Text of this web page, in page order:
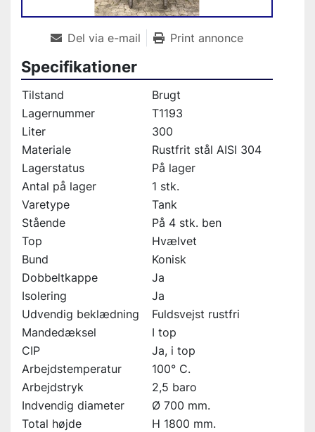
Del via e-mail Print annonce
Specifikationer
Tilstand
Brugt
Lagernummer
T1193
Liter
300
Materiale
Rustfrit stål AISI 304
Lagerstatus
På lager
Antal på lager
1 stk.
Varetype
Tank
Stående
På 4 stk. ben
Top
Hvælvet
Bund
Konisk
Dobbeltkappe
Ja
Isolering
Ja
Udvendig beklædning
Fuldsvejst rustfri
Mandedæksel
I top
CIP
Ja, i top
Arbejdstemperatur
100° C.
Arbejdstryk
2,5 baro
Indvendig diameter
Ø 700 mm.
Total højde
H 1800 mm.